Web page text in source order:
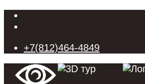
+7(812)464-4849